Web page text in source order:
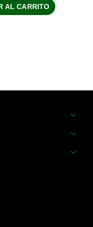
AL CARRITO